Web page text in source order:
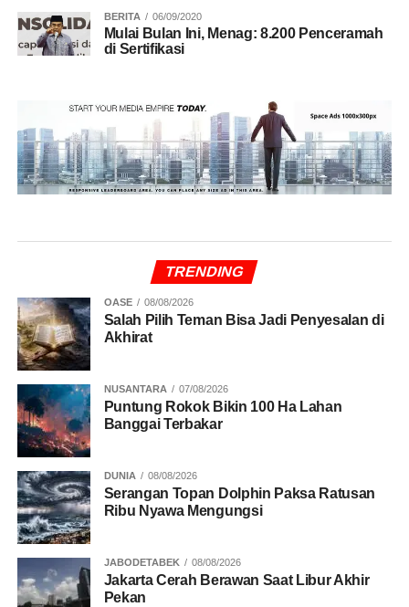
BERITA 06/09/2020
Mulai Bulan Ini, Menag: 8.200 Penceramah
di Sertifikasi
TRENDING
OASE 08/08/2026
Salah Pilih Teman Bisa Jadi Penyesalan di
Akhirat
NUSANTARA 07/08/2026
Puntung Rokok Bikin 100 Ha Lahan
Banggai Terbakar
DUNIA 08/08/2026
Serangan Topan Dolphin Paksa Ratusan
Ribu Nyawa Mengungsi
JABODETABEK 08/08/2026
Jakarta Cerah Berawan Saat Libur Akhir
Pekan